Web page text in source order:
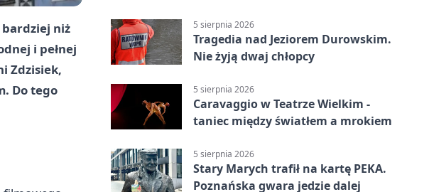
bardziej niż
i pełnej
Zdzisiek,
Do tego
gospodarzy
5 sierpnia 2026
Tragedia nad Jeziorem Durowskim.
Nie żyją dwaj chłopcy
5 sierpnia 2026
Caravaggio w Teatrze Wielkim -
taniec między światłem a mrokiem
5 sierpnia 2026
Stary Marych trafił na kartę PEKA.
Poznańska gwara jedzie dalej